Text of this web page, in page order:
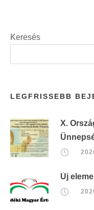
Keresés
LEGFRISSEBB
X.
Új